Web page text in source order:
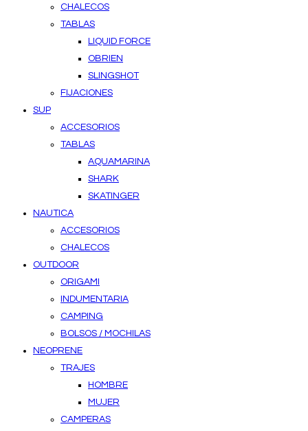
CHALECOS
TABLAS
LIQUID FORCE
OBRIEN
SLINGSHOT
FIJACIONES
SUP
ACCESORIOS
TABLAS
AQUAMARINA
SHARK
SKATINGER
NAUTICA
ACCESORIOS
CHALECOS
OUTDOOR
ORIGAMI
INDUMENTARIA
CAMPING
BOLSOS / MOCHILAS
NEOPRENE
TRAJES
HOMBRE
MUJER
CAMPERAS